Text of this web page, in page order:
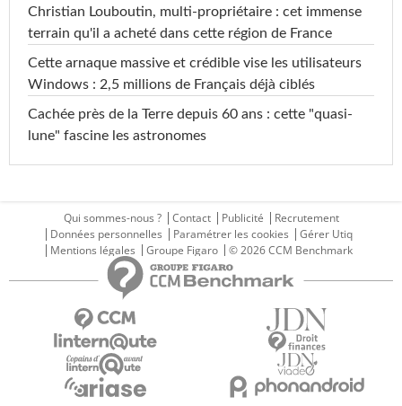
Christian Louboutin, multi-propriétaire : cet immense
terrain qu'il a acheté dans cette région de France
Cette arnaque massive et crédible vise les utilisateurs
Windows : 2,5 millions de Français déjà ciblés
Cachée près de la Terre depuis 60 ans : cette "quasi-
lune" fascine les astronomes
Qui sommes-nous ? Contact Publicité
Recrutement
Données personnelles
Paramétrer les cookies
Gérer Utiq
Mentions légales
Groupe Figaro © 2026 CCM Benchmark